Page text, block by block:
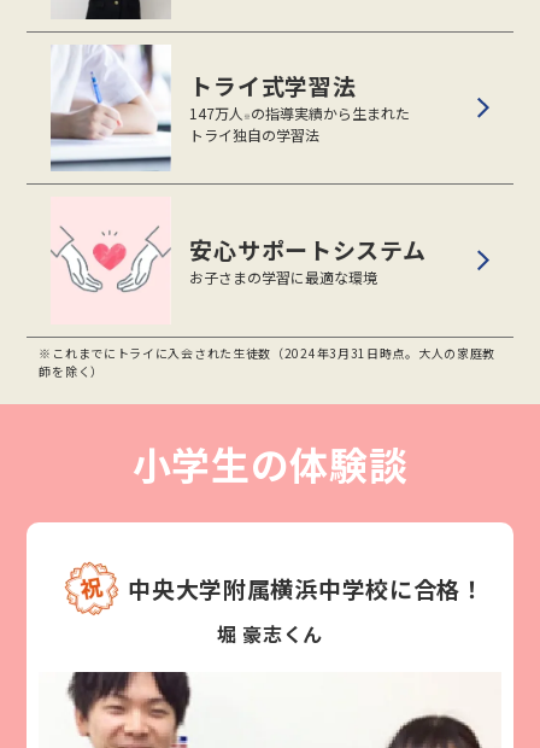
トライ式学習法
147万人 ※ の指導実績から生まれた
トライ独自の学習法
安心サポートシステム
お子さまの学習に最適な環境
※これまでにトライに入会された生徒数（2024年3月31日時点。大人の家庭教
師を除く）
小学生の体験談
中央大学附属横浜中学校に合格！
堀 豪志くん